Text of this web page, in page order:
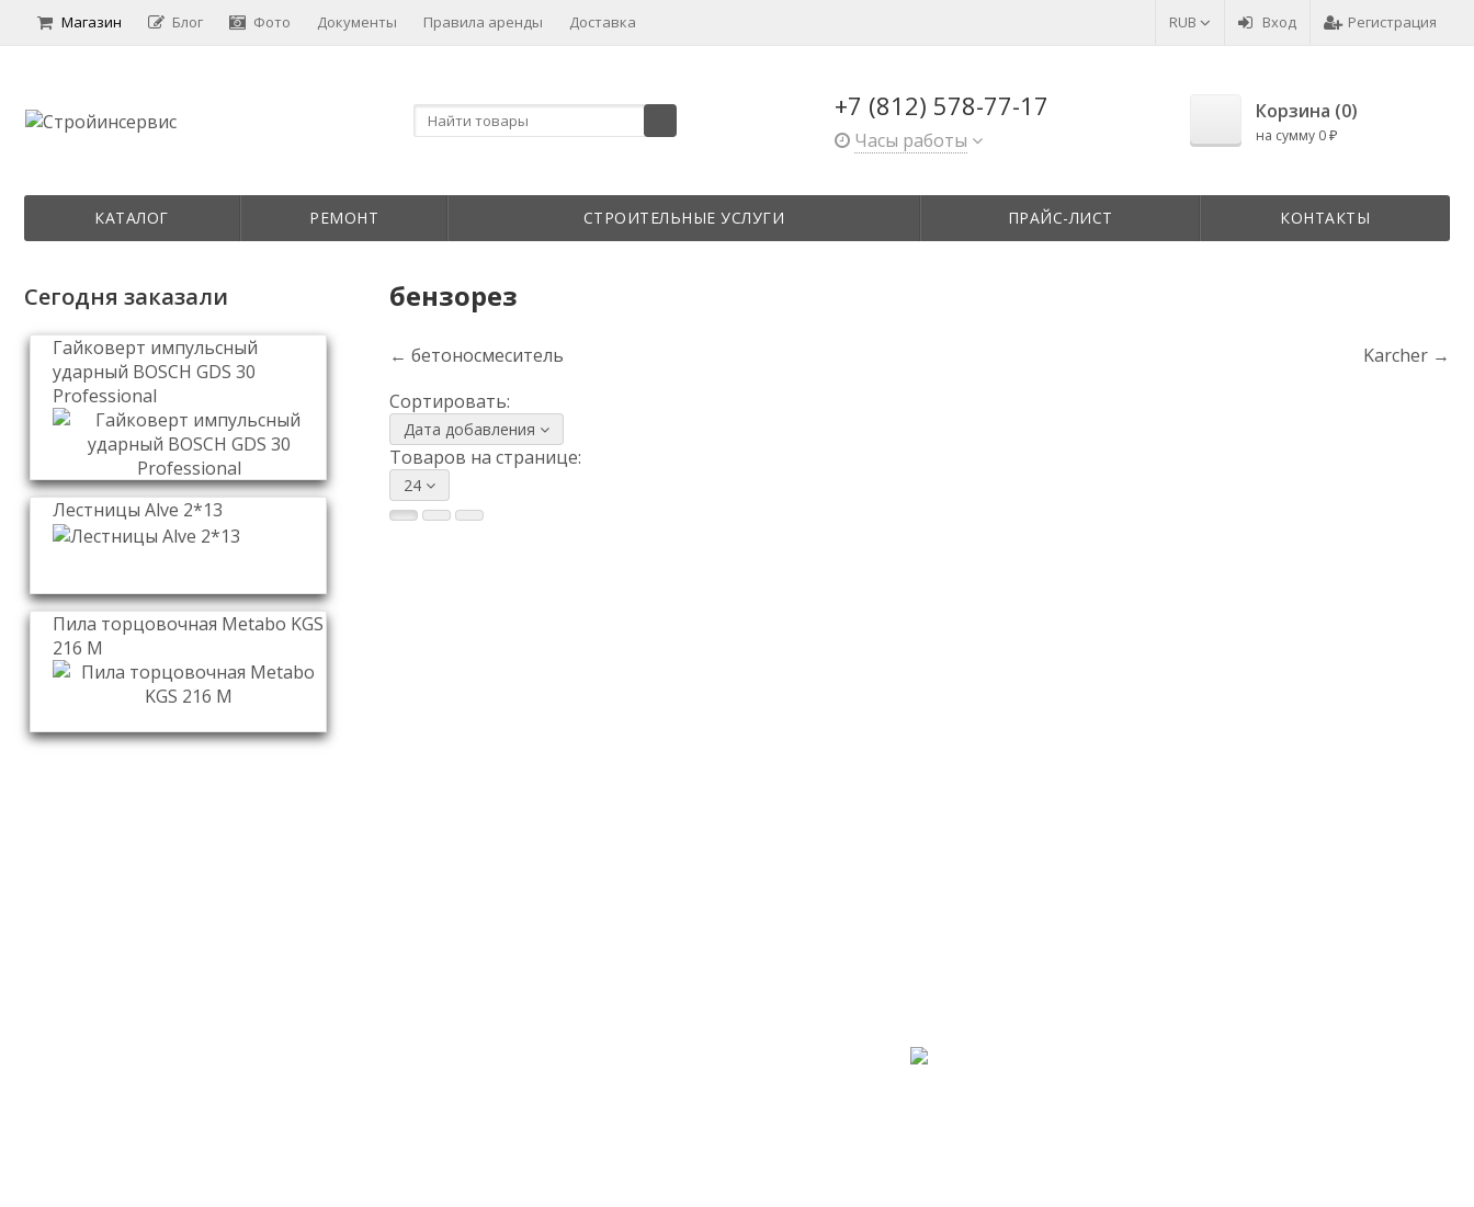
RUB Вход Регистрация
Магазин Блог Фото Документы Правила аренды Доставка
+7 (812) 578-77-17
Часы работы
Корзина (0)
на сумму 0 ₽
КАТАЛОГ РЕМОНТ СТРОИТЕЛЬНЫЕ УСЛУГИ ПРАЙС-ЛИСТ КОНТАКТЫ
бензорез
Karcher →
← бетоносмеситель
Сортировать:
Дата добавления
Товаров на странице:
24
Сегодня заказали
Гайковерт импульсный
ударный BOSCH GDS 30
Professional
Лестницы Alve 2*13
Пила торцовочная Metabo KGS
216 M